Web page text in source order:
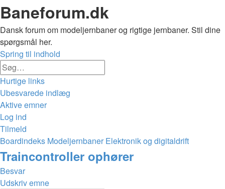
Baneforum.dk
Dansk forum om modeljernbaner og rigtige jernbaner. Stil dine
spørgsmål her.
Spring til indhold
Hurtige links
Ubesvarede indlæg
Aktive emner
Log ind
Tilmeld
Boardindeks Modeljernbaner Elektronik og digitaldrift
Søg
Traincontroller ophører
Besvar
Udskriv emne